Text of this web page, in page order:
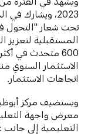
2023، ويشارك
تحت شعار "التحول
المستقبلية لتعزيز
الاستثمار السنوي
اتجاهات الاستثمار.
معرض واجهة
التعليمية إلى